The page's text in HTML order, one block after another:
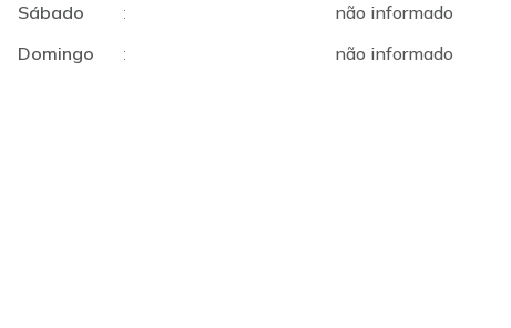
Sábado
:
não informado
Domingo
: não informado